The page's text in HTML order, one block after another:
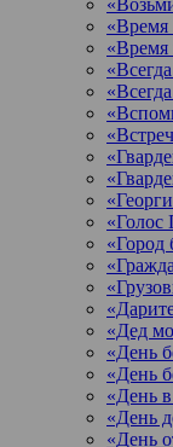
«Время
«Голос
«Город
«Дед
«День
«День
«День
«День
«День